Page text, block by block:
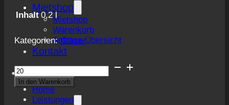
Mietshop
Mietshop
Warenkorb
Anfrage Übersicht
Kontakt
Home
Leistungen
Inhalt 0,2 l
Kategorien:Gläser
Krombacher
Premium
Cup
0,2
In den Warenkorb